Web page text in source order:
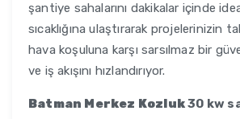
şantiye sahalarını dakikalar içinde
sıcaklığına ulaştırarak projelerinizin
hava koşuluna karşı sarsılmaz bir
ve iş akışını hızlandırıyor.
Batman Merkez Kozluk30 kw